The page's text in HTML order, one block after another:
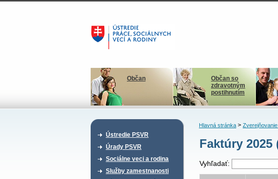
Občan
Občan so
zdravotným
postihnutím
Ústredie PSVR
Úrady PSVR
Sociálne veci a rodina
Služby zamestnanosti
Hlavná stránka>
Faktúry 2025
Vyhľadať: